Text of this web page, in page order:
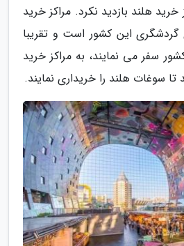
هلند بازدید نکرد. مراکز خرید
گردشگری این کشور است و تقریبا
سفر می نمایند، به مراکز خرید
تا سوغات هلند را خریداری نمایند.